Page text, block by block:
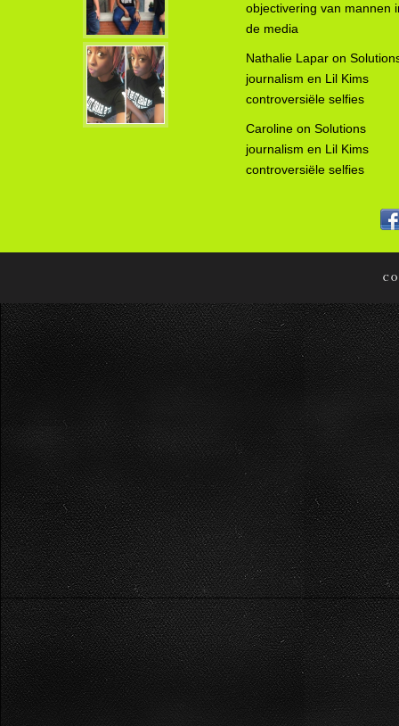
objectivering van mannen
de media
Nathalie Lapar on
journalism en Lil Kims
controversiële selfies
Caroline on Solutions
journalism en Lil Kims
controversiële selfies